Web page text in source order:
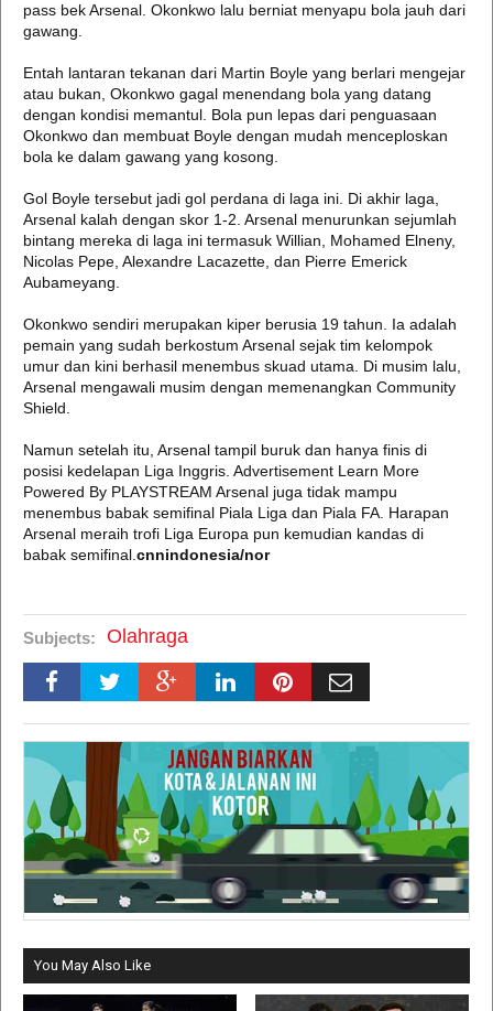
pass bek Arsenal. Okonkwo lalu berniat menyapu bola jauh dari
gawang.
Entah lantaran tekanan dari Martin Boyle yang berlari mengejar
atau bukan, Okonkwo gagal menendang bola yang datang
dengan kondisi memantul. Bola pun lepas dari penguasaan
Okonkwo dan membuat Boyle dengan mudah menceploskan
bola ke dalam gawang yang kosong.
Gol Boyle tersebut jadi gol perdana di laga ini. Di akhir laga,
Arsenal kalah dengan skor 1-2. Arsenal menurunkan sejumlah
bintang mereka di laga ini termasuk Willian, Mohamed Elneny,
Nicolas Pepe, Alexandre Lacazette, dan Pierre Emerick
Aubameyang.
Okonkwo sendiri merupakan kiper berusia 19 tahun. Ia adalah
pemain yang sudah berkostum Arsenal sejak tim kelompok
umur dan kini berhasil menembus skuad utama. Di musim lalu,
Arsenal mengawali musim dengan memenangkan Community
Shield.
Namun setelah itu, Arsenal tampil buruk dan hanya finis di
posisi kedelapan Liga Inggris. Advertisement Learn More
Powered By PLAYSTREAM Arsenal juga tidak mampu
menembus babak semifinal Piala Liga dan Piala FA. Harapan
Arsenal meraih trofi Liga Europa pun kemudian kandas di
babak semifinal. cnnindonesia/nor
Subjects: Olahraga
You May Also Like